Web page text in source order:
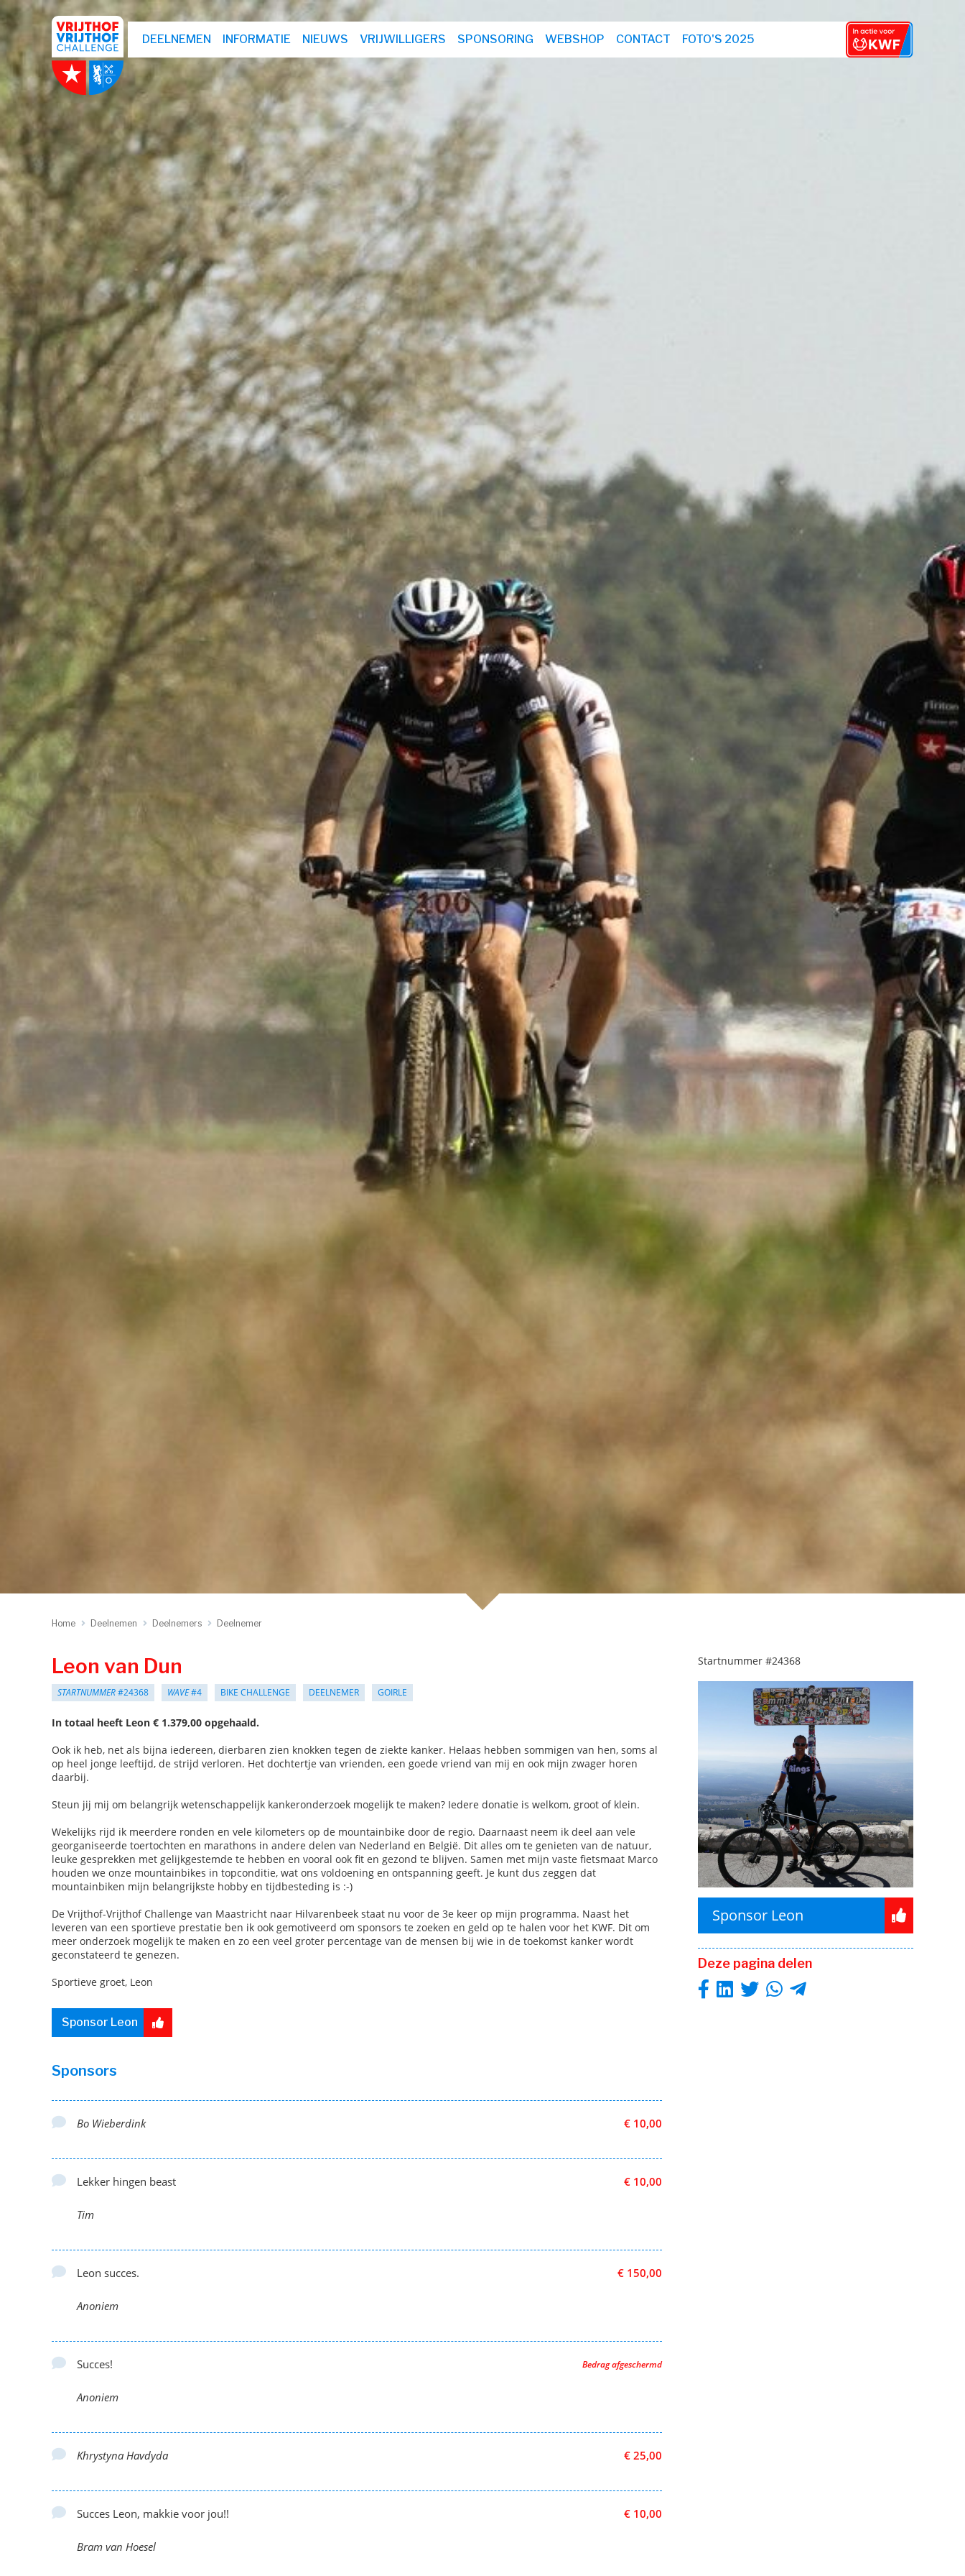
DEELNEMEN INFORMATIE NIEUWS VRIJWILLIGERS SPONSORING WEBSHOP CONTACT FOTO'S 2025
Home Deelnemen Deelnemers Deelnemer
Leon van Dun
STARTNUMMER#24368 WAVE#4 BIKE CHALLENGE DEELNEMER GOIRLE
In totaal heeft Leon € 1.379,00 opgehaald.
Ook ik heb, net als bijna iedereen, dierbaren zien knokken tegen de ziekte kanker. Helaas hebben sommigen van hen, soms al
op heel jonge leeftijd, de strijd verloren. Het dochtertje van vrienden, een goede vriend van mij en ook mijn zwager horen
daarbij.
Steun jij mij om belangrijk wetenschappelijk kankeronderzoek mogelijk te maken? Iedere donatie is welkom, groot of klein.
Wekelijks rijd ik meerdere ronden en vele kilometers op de mountainbike door de regio. Daarnaast neem ik deel aan vele
georganiseerde toertochten en marathons in andere delen van Nederland en België. Dit alles om te genieten van de natuur,
leuke gesprekken met gelijkgestemde te hebben en vooral ook fit en gezond te blijven. Samen met mijn vaste fietsmaat Marco
houden we onze mountainbikes in topconditie, wat ons voldoening en ontspanning geeft. Je kunt dus zeggen dat
mountainbiken mijn belangrijkste hobby en tijdbesteding is :-)
De Vrijthof-Vrijthof Challenge van Maastricht naar Hilvarenbeek staat nu voor de 3e keer op mijn programma. Naast het
leveren van een sportieve prestatie ben ik ook gemotiveerd om sponsors te zoeken en geld op te halen voor het KWF. Dit om
meer onderzoek mogelijk te maken en zo een veel groter percentage van de mensen bij wie in de toekomst kanker wordt
geconstateerd te genezen.
Sportieve groet, Leon
Sponsor Leon
Startnummer #24368
Sponsor Leon
Deze pagina delen
Sponsors
€ 10,00
Bo Wieberdink
€ 10,00
Lekker hingen beast
Tim
€ 150,00
Leon succes.
Anoniem
Bedrag afgeschermd
Succes!
Anoniem
€ 25,00
Khrystyna Havdyda
€ 10,00
Succes Leon, makkie voor jou!!
Bram van Hoesel